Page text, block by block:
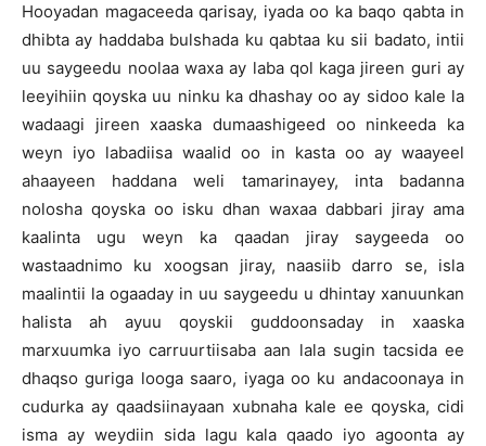
Hooyadan magaceeda qarisay, iyada oo ka baqo qabta in
dhibta ay haddaba bulshada ku qabtaa ku sii badato, intii
uu saygeedu noolaa waxa ay laba qol kaga jireen guri ay
leeyihiin qoyska uu ninku ka dhashay oo ay sidoo kale la
wadaagi jireen xaaska dumaashigeed oo ninkeeda ka
weyn iyo labadiisa waalid oo in kasta oo ay waayeel
ahaayeen haddana weli tamarinayey, inta badanna
nolosha qoyska oo isku dhan waxaa dabbari jiray ama
kaalinta ugu weyn ka qaadan jiray saygeeda oo
wastaadnimo ku xoogsan jiray, naasiib darro se, isla
maalintii la ogaaday in uu saygeedu u dhintay xanuunkan
halista ah ayuu qoyskii guddoonsaday in xaaska
marxuumka iyo carruurtiisaba aan lala sugin tacsida ee
dhaqso guriga looga saaro, iyaga oo ku andacoonaya in
cudurka ay qaadsiinayaan xubnaha kale ee qoyska, cidi
isma ay weydiin sida lagu kala qaado iyo agoonta ay